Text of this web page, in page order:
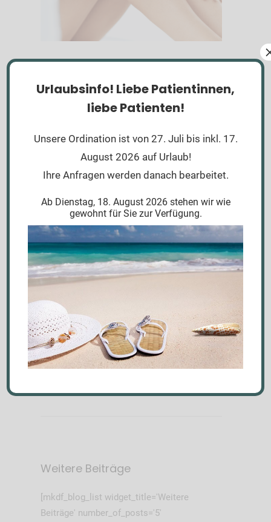
Das tut den Venen gut
20. April 2023 Allgemein , News
Heilmasseurin gesucht
23. September 2022 Daniela Url,News
Beitrag
Weitere Beiträge
[mkdf_blog_list widget_title='Weitere
Beiträge' number_of_posts='5'
Urlaubsinfo! Liebe Patientinnen,
liebe Patienten!
Unsere Ordination ist von 27. Juli bis inkl. 17.
August 2026 auf Urlaub!
Ihre Anfragen werden danach bearbeitet.
Ab Dienstag, 18. August 2026 stehen wir wie
gewohnt für Sie zur Verfügung.